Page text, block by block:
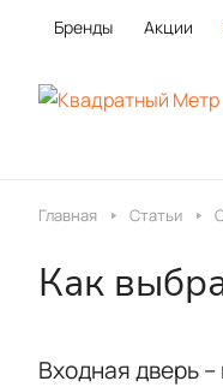
Бренды Акции
Главная Статьи
Как
Входная дверь